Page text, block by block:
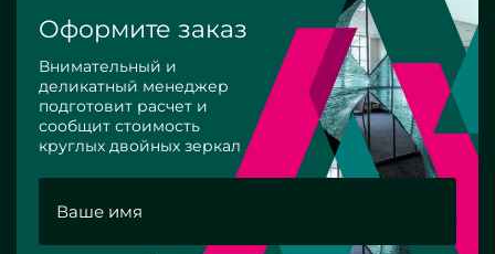
Оформите заказ
Внимательный и
деликатный менеджер
подготовит расчет и
сообщит стоимость
круглых двойных зеркал